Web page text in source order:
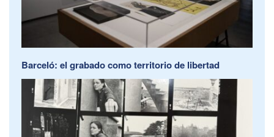
Barceló: el grabado como territorio de libertad